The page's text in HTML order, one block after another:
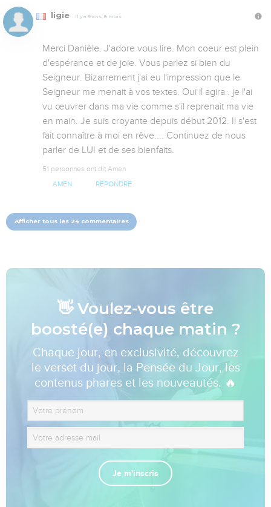
ligie Il y a 9 ans, 8 mois
Merci Danièle. J'adore vous lire. Mon coeur est plein
d'espérance et de joie. Vous parlez si bien du
Seigneur. Bizarrement j'ai eu l'impression que le
Seigneur me menait à vos textes. Oui il agira.. je l'ai
vu œuvrer dans ma vie comme s'il reprenait ma vie
en main. Je suis croyante depuis début 2012. Il s'est
fait connaître à moi en rêve.... Continuez de nous
parler de LUI et de ses bienfaits.
51 personnes ont dit Amen
AMEN RÉPONDRE
Afficher tous les 24 commentaires
👋 Voulez-vous être
boosté(e) chaque matin ?
Chaque jour, en exclusivité, découvrez
le verset du jour, la Pensée du Jour, les
contenus phares et les nouveautés. 🔥
Je m'inscris